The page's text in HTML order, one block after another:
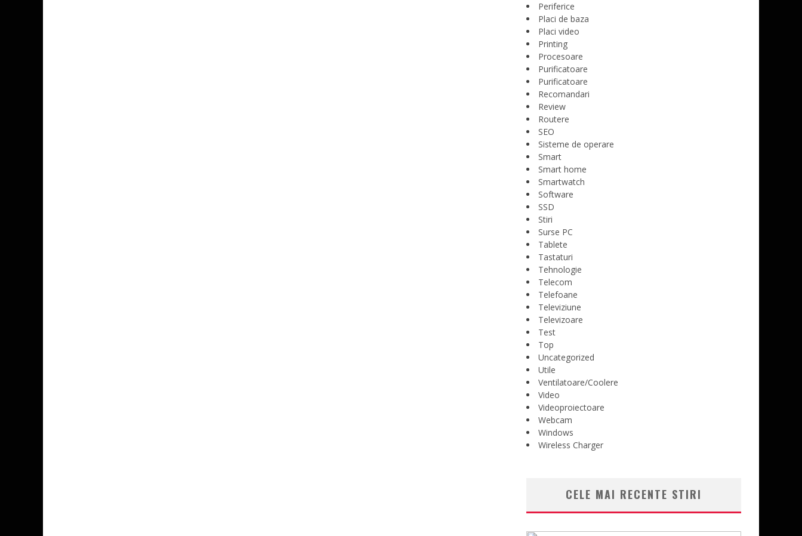
Periferice
Placi de baza
Placi video
Printing
Procesoare
Purificatoare
Purificatoare
Recomandari
Review
Routere
SEO
Sisteme de operare
Smart
Smart home
Smartwatch
Software
SSD
Stiri
Surse PC
Tablete
Tastaturi
Tehnologie
Telecom
Telefoane
Televiziune
Televizoare
Test
Top
Uncategorized
Utile
Ventilatoare/Coolere
Video
Videoproiectoare
Webcam
Windows
Wireless Charger
CELE MAI RECENTE STIRI